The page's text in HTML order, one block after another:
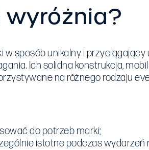
wyróżnia?
w sposób unikalny i przyciągający
Ich solidna konstrukcja,
na różnego rodzaju
do potrzeb marki;
istotne podczas wydarzeń